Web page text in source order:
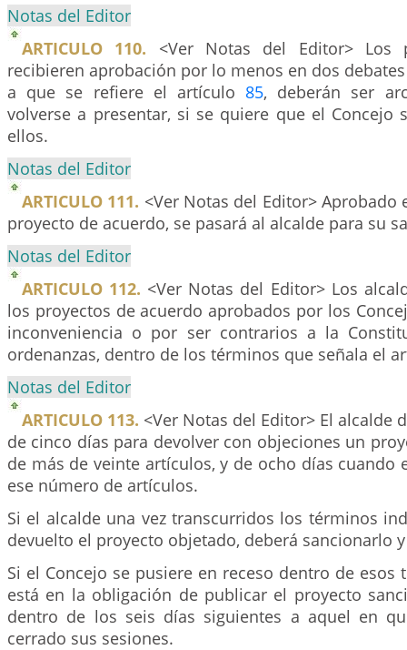
Notas del Editor
ARTICULO 110. <Ver Notas del Editor> Los
recibieren aprobación por lo menos en dos
a que se refiere el artículo 85, deberán ser
volverse a presentar, si se quiere que el Concejo
ellos.
Notas del Editor
ARTICULO 111. <Ver Notas del Editor> Aprobado
proyecto de acuerdo, se pasará al alcalde para su
Notas del Editor
ARTICULO 112. <Ver Notas del Editor> Los
los proyectos de acuerdo aprobados por los
inconveniencia o por ser contrarios a la
ordenanzas, dentro de los términos que señala el
Notas del Editor
ARTICULO 113. <Ver Notas del Editor> El alcalde
de cinco días para devolver con objeciones un
de más de veinte artículos, y de ocho días cuando
ese número de artículos.
Si el alcalde una vez transcurridos los términos
devuelto el proyecto objetado, deberá sancionarlo
Si el Concejo se pusiere en receso dentro de esos
está en la obligación de publicar el proyecto
dentro de los seis días siguientes a aquel en
cerrado sus sesiones.